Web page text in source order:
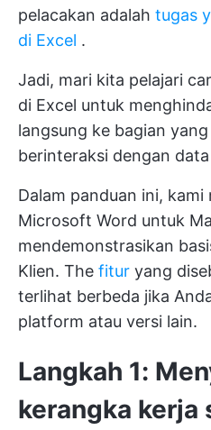
pelacakan adalah tugas
di Excel .
Jadi, mari kita pelajari
di Excel untuk
langsung ke bagian
berinteraksi dengan
Dalam panduan ini, kami
Microsoft Word untuk
mendemonstrasikan
Klien. The fitur yang
terlihat berbeda jika
platform atau versi lain.
Langkah 1:
kerangka kerja